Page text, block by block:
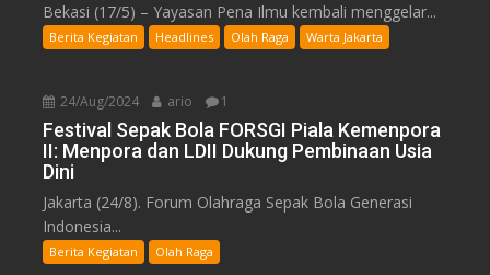
Bekasi (17/5) – Yayasan Pena Ilmu kembali menggelar...
Berita Kegiatan Headlines Olah Raga Warta Jakarta
24/Aug/2024 ario 1
Festival Sepak Bola FORSGI Piala Kemenpora
II: Menpora dan LDII Dukung Pembinaan Usia
Dini
Jakarta (24/8). Forum Olahraga Sepak Bola Generasi
Indonesia...
Berita Kegiatan Olah Raga